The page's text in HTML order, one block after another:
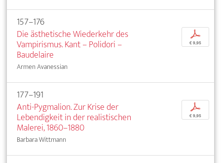
157–176
Die ästhetische Wiederkehr des
Vampirismus. Kant – Polidori –
Baudelaire
Armen Avanessian
p
€ 9,95
177–191
Anti-Pygmalion. Zur Krise der
Lebendigkeit in der realistischen
Malerei, 1860–1880
Barbara Wittmann
p
€ 9,95